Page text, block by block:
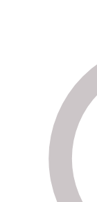
designada por
administração
constitui um
como residência
alojamento,
como actividades
Constituem
Residência:
• o respeito pelo
decisões e